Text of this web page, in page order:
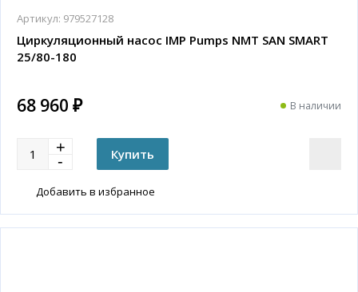
Артикул: 979527128
Циркуляционный насос IMP Pumps NMT SAN SMART
25/80-180
68 960 ₽ В наличии
Добавить в избранное